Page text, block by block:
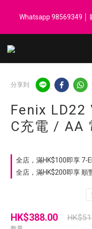
汗毛
Whatsapp 98569349 │
登記會員享每$50回贈$1
分享到
Fenix
C充電 / AA
全店，滿HK$100即享 7-
全店，滿HK$200即享 順
HK$388.00